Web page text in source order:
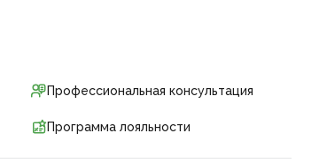
Профессиональная консультация
Программа лояльности